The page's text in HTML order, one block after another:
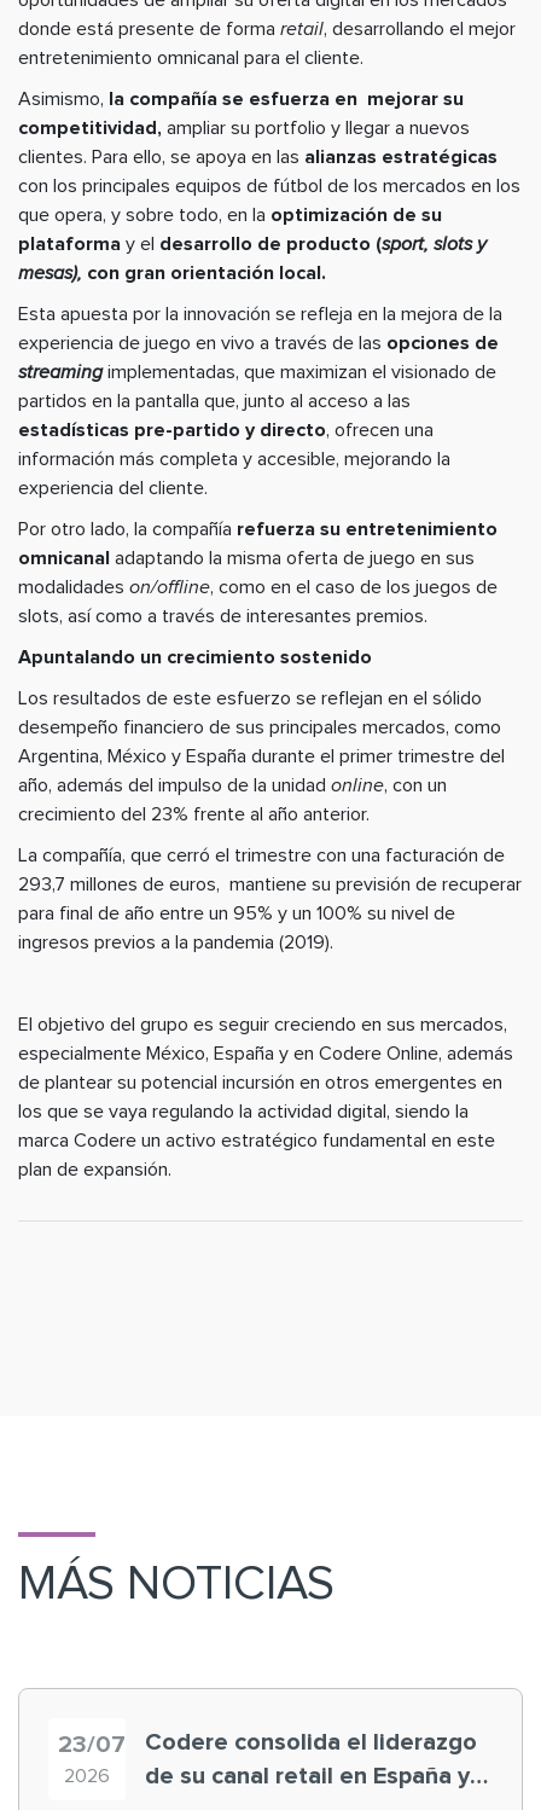
donde está presente de forma retail, desarrollando el mejor
entretenimiento omnicanal para el cliente.
Asimismo, la compañía se esfuerza en mejorar su
competitividad, ampliar su portfolio y llegar a nuevos
clientes. Para ello, se apoya en las alianzas estratégicas
con los principales equipos de fútbol de los mercados en los
que opera, y sobre todo, en la optimización de su
plataforma y el desarrollo de producto (sport, slots y
mesas), con gran orientación local.
Esta apuesta por la innovación se refleja en la mejora de la
experiencia de juego en vivo a través de las opciones de
streamingimplementadas, que maximizan el visionado de
partidos en la pantalla que, junto al acceso a las
estadísticas pre-partido y directo, ofrecen una
información más completa y accesible, mejorando la
experiencia del cliente.
Por otro lado, la compañía refuerza su entretenimiento
omnicanal adaptando la misma oferta de juego en sus
modalidades on/offline, como en el caso de los juegos de
slots, así como a través de interesantes premios.
Apuntalando un crecimiento sostenido
Los resultados de este esfuerzo se reflejan en el sólido
desempeño financiero de sus principales mercados, como
Argentina, México y España durante el primer trimestre del
año, además del impulso de la unidad online, con un
crecimiento del 23% frente al año anterior.
La compañía, que cerró el trimestre con una facturación de
293,7 millones de euros, mantiene su previsión de recuperar
para final de año entre un 95% y un 100% su nivel de
ingresos previos a la pandemia (2019).
El objetivo del grupo es seguir creciendo en sus mercados,
especialmente México, España y en Codere Online, además
de plantear su potencial incursión en otros emergentes en
los que se vaya regulando la actividad digital, siendo la
marca Codere un activo estratégico fundamental en este
plan de expansión.
MÁS NOTICIAS
23/07
2026
Codere consolida el liderazgo
de su canal retail en España y